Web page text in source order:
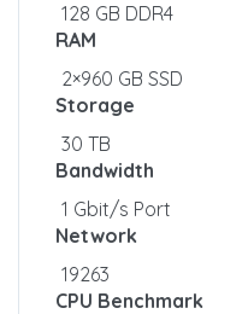
128 GB DDR4
RAM
2×960 GB SSD
Storage
30 TB
Bandwidth
1 Gbit/s Port
Network
19263
CPU Benchmark